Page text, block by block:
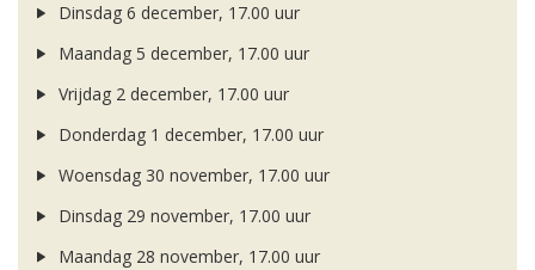
Dinsdag 6 december, 17.00 uur
Maandag 5 december, 17.00 uur
Vrijdag 2 december, 17.00 uur
Donderdag 1 december, 17.00 uur
Woensdag 30 november, 17.00 uur
Dinsdag 29 november, 17.00 uur
Maandag 28 november, 17.00 uur